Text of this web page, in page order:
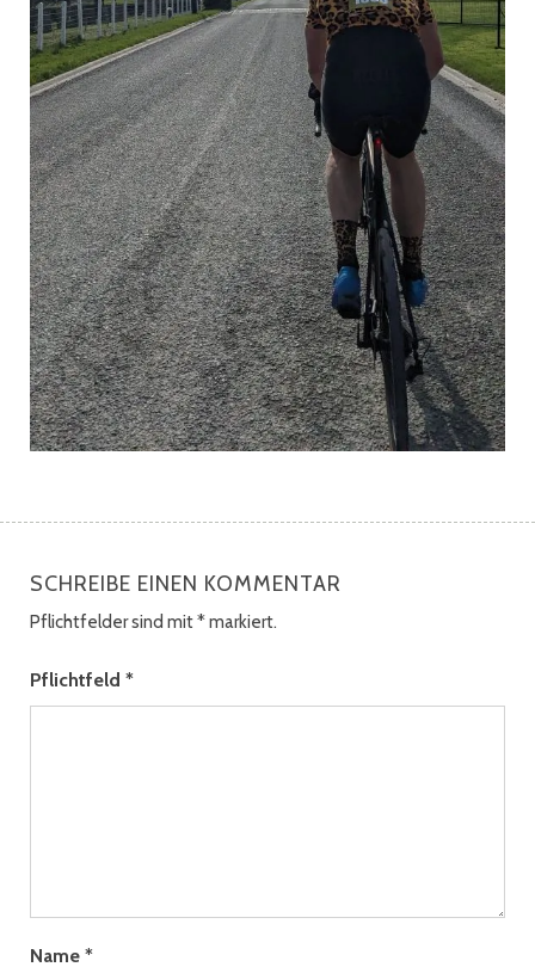
SCHREIBE EINEN KOMMENTAR
Pflichtfelder sind mit*markiert.
Pflichtfeld *
Name *